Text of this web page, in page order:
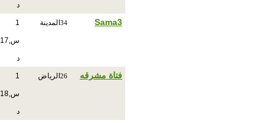
د
Sama3
34 المدينة 1
س,17
د
فتاة مشرقه 26 الرياض 1
س,18
د